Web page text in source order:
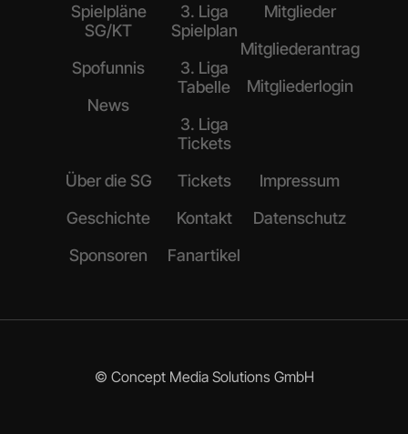
Spielpläne
SG/KT
Spofunnis
News
3. Liga
Spielplan
3. Liga
Tabelle
3. Liga
Tickets
Mitglieder
Mitgliederantrag
Mitgliederlogin
Über die SG
Geschichte
Sponsoren
Tickets
Kontakt
Fanartikel
Impressum
Datenschutz
© Concept Media Solutions GmbH